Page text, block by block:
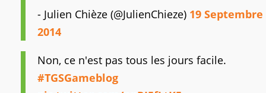
- Julien Chièze (@JulienChieze) 19 Septembre
2014
Non, ce n'est pas tous les jours facile.
#TGSGameblog